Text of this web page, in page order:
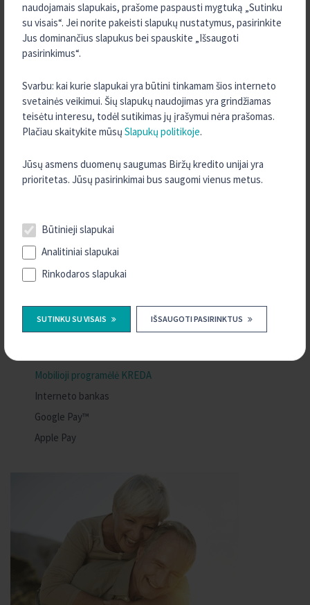
naudojamais slapukais, prašome paspausti mygtuką „Sutinku
su visais“. Jei norite pakeisti slapukų nustatymus, pasirinkite
Jus dominančius slapukus bei spauskite „Išsaugoti
pasirinkimus“.
Svarbu: kai kurie slapukai yra būtini tinkamam šios interneto
svetainės veikimui. Šių slapukų naudojimas yra grindžiamas
teisėtu interesu, todėl sutikimas jų įrašymui nėra prašomas.
Plačiau skaitykite mūsų Slapukų politikoje.
Jūsų asmens duomenų saugumas Biržų kredito unijai yra
prioritetas. Jūsų pasirinkimai bus saugomi vienus metus.
Būtinieji slapukai
Analitiniai slapukai
Rinkodaros slapukai
SUTINKU SU VISAIS IŠSAUGOTI PASIRINKTUS
SUSISIEKITE SU MUMIS
KONTAKTAI
KASDIENĖS PASLAUGOS
Mokėjimo kortelių skaitytuvai
Mobilioji programėlė KREDA
Interneto bankas
Google Pay™
Apple Pay